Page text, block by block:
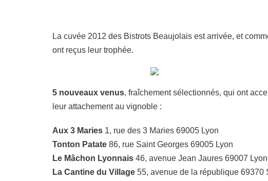
La cuvée 2012 des Bistrots Beaujolais est arrivée, et
ont reçus leur trophée.
5 nouveaux venus, fraîchement sélectionnés, qui ont
leur attachement au vignoble :
Aux 3 Maries 1, rue des 3 Maries 69005 Lyon
Tonton Patate 86, rue Saint Georges 69005 Lyon
Le Mâchon Lyonnais 46, avenue Jean Jaures 69007 Lyon
La Cantine du Village 55, avenue de la république 69370